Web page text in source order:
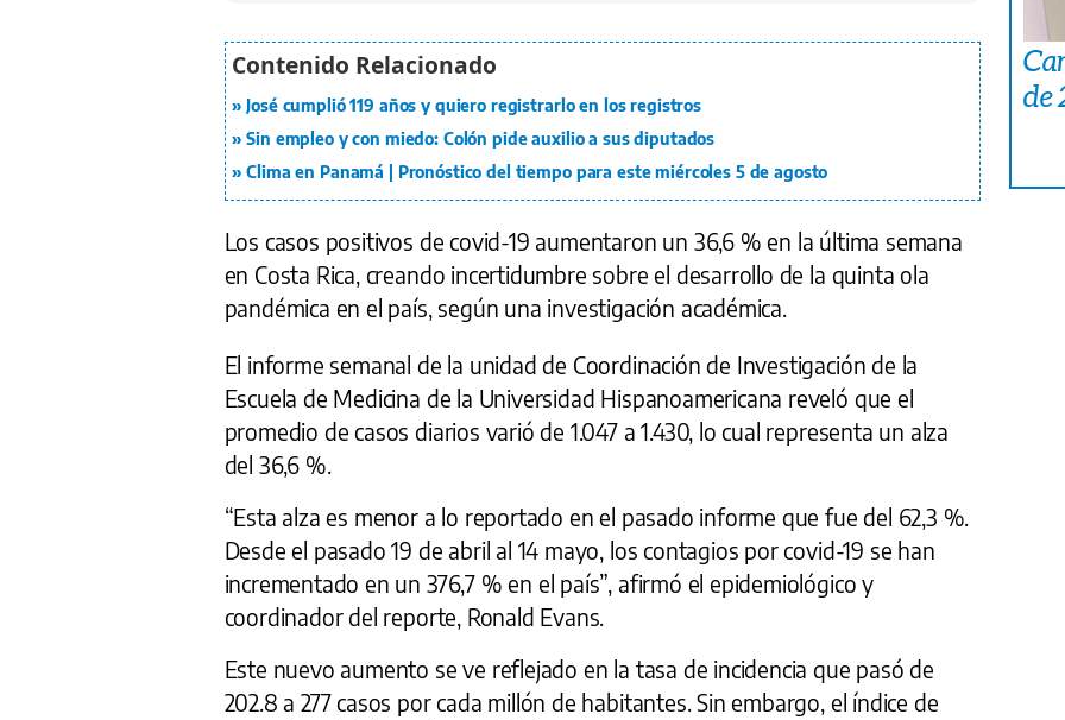
José cumplió 119 años y quiero registrarlo en los registros
Sin empleo y con miedo: Colón pide auxilio a sus diputados
Clima en Panamá | Pronóstico del tiempo para este miércoles 5 de agosto
Los casos positivos de covid-19 aumentaron un 36,6 % en la última semana
en Costa Rica, creando incertidumbre sobre el desarrollo de la quinta ola
pandémica en el país, según una investigación académica.
El informe semanal de la unidad de Coordinación de Investigación de la
Escuela de Medicina de la Universidad Hispanoamericana reveló que el
promedio de casos diarios varió de 1.047 a 1.430, lo cual representa un alza
del 36,6 %.
“Esta alza es menor a lo reportado en el pasado informe que fue del 62,3 %.
Desde el pasado 19 de abril al 14 mayo, los contagios por covid-19 se han
incrementado en un 376,7 % en el país”, afirmó el epidemiológico y
coordinador del reporte, Ronald Evans.
Este nuevo aumento se ve reflejado en la tasa de incidencia que pasó de
202.8 a 277 casos por cada millón de habitantes. Sin embargo, el índice de
de